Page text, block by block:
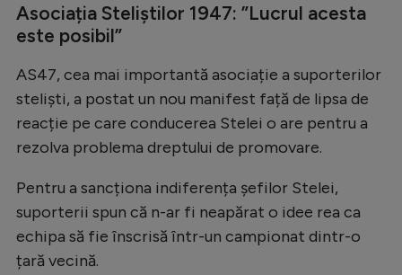
Tenis
Handbal
Natație
Formula 1
Gimnastică
Asociația Steliștilor 1947: ”Lucrul acesta
este posibil”
AS47, cea mai importantă asociație a suporterilor
steliști, a postat un nou manifest față de lipsa de
reacție pe care conducerea Stelei o are pentru a
rezolva problema dreptului de promovare.
Pentru a sancționa indiferența șefilor Stelei,
suporterii spun că n-ar fi neapărat o idee rea ca
echipa să fie înscrisă într-un campionat dintr-o
țară vecină.